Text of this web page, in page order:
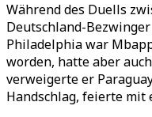
Während des Duells
Deutschland-
Philadelphia war
worden, hatte aber
verweigerte er
Handschlag, feierte mit